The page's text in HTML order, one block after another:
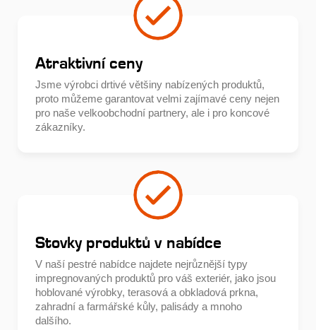
Atraktivní ceny
Jsme výrobci drtivé většiny nabízených produktů,
proto můžeme garantovat velmi zajímavé ceny nejen
pro naše velkoobchodní partnery, ale i pro koncové
zákazníky.
Stovky produktů v nabídce
V naší pestré nabídce najdete nejrůznější typy
impregnovaných produktů pro váš exteriér, jako jsou
hoblované výrobky, terasová a obkladová prkna,
zahradní a farmářské kůly, palisády a mnoho
dalšího.